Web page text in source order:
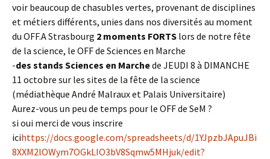
voir beaucoup de chasubles vertes, provenant de disciplines
et métiers différents, unies dans nos diversités au moment
du OFF.A Strasbourg 2 moments FORTS lors de notre fête
de la science, le OFF de Sciences en Marche
-des stands Sciences en Marchede JEUDI 8 à DIMANCHE
11 octobre sur les sites de la fête de la science
(médiathèque André Malraux et Palais Universitaire)
Aurez-vous un peu de temps pour le OFF de SeM ?
si oui merci de vous inscrire
icihttps://docs.google.com/spreadsheets/d/1YJpzbJApuJBi
8XXM2lOWym7OGkLIO3bV8Sqmw5MHjuk/edit?